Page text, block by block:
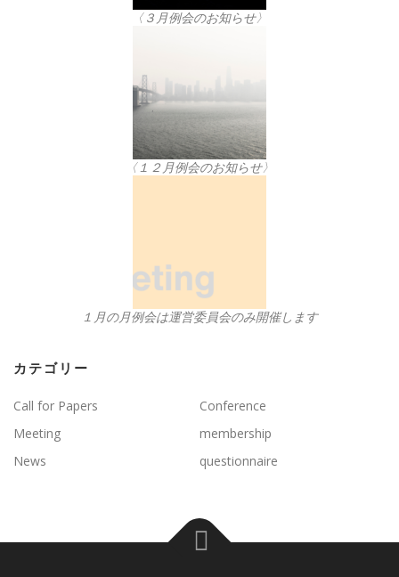
〈３月例会のお知らせ〉
〈１２月例会のお知らせ〉
１月の月例会は運営委員会のみ開催します
カテゴリー
Call for Papers
Conference
Meeting
membership
News
questionnaire